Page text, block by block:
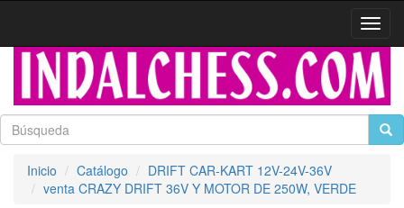
Inicio Catálogo
DRIFT CAR-KART 12V-24V-36V
venta CRAZY DRIFT 36V Y MOTOR DE 250W, VERDE